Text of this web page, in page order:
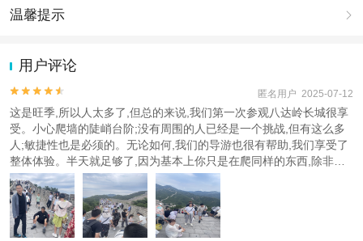
儿童：17周岁（含）以下；
老人：60周岁（含）以上；
本产品由青岛驿路同行国际旅行社有限公司代理招徕，委托社为北京万事昌旅行
社有限公司，具体的旅游服务和操作由委托社及其有资质的地接社提供
温馨提示 
动（如跳伞、潜水、滑雪等）前，请务必仔细阅读
2.为普及旅游安全知识及旅游文明公约，使您的旅程顺利圆满完成，
特制定《去哪儿网旅游安全手册》 ，请您认真阅读并切实遵守。
用户评论

 匿名用户 2025-07-12
这是旺季,所以人太多了,但总的来说,我们第一次参观八达岭长城很享
受。小心爬墙的陡峭台阶;没有周围的人已经是一个挑战,但有这么多
人;敏捷性也是必须的。无论如何,我们的导游也很有帮助,我们享受了
整体体验。半天就足够了,因为基本上你只是在爬同样的东西,除非你
喜欢步行2到3公里的挑战。